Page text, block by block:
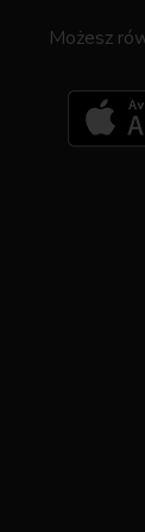
Możesz